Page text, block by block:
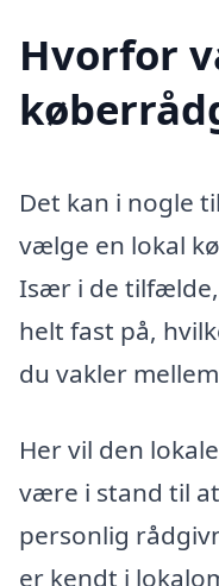
Hvorfor
Det kan i nogle
vælge en lokal
Især i de
helt fast på,
du vakler
Her vil den
være i stand til
personlig
er kendt i